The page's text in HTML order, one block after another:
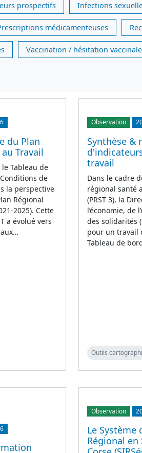
prospectifs Infections
médicamenteuses
Vaccination / hésitation vaccinale
du Plan
Travail
le Tableau de
de
la perspective
Régional
2025). Cette
a évolué vers
Observation
Synthèse &
travail
Dans le cadre
régional santé
(PRST 3), la
l’économie, de
des solidarités
pour un travail
Tableau de
Outils
Observation
Le Système
Régional